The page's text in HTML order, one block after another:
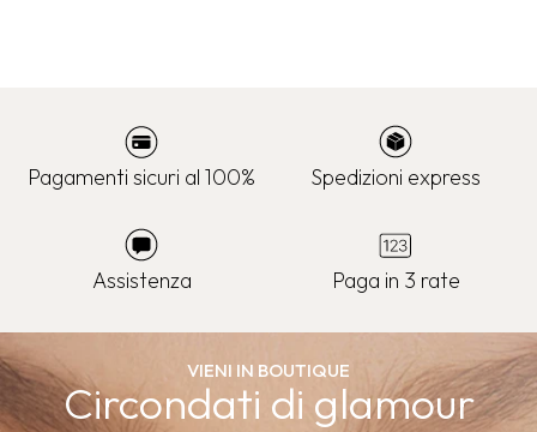
Pagamenti sicuri al 100% Spedizioni express
Assistenza Paga in 3 rate
VIENI IN BOUTIQUE
Circondati di glamour